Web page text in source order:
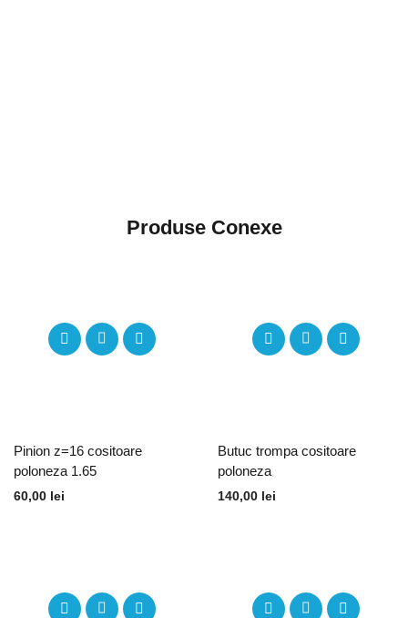
Produse Conexe
Pinion z=16 cositoare
poloneza 1.65
60,00 lei
Butuc trompa cositoare
poloneza
140,00 lei